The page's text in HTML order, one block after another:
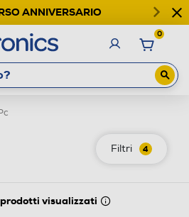
ANNIVERSARIO
0
Filtri 4
visualizzati